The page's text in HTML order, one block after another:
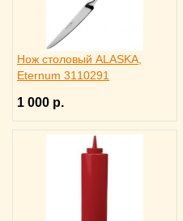
Нож столовый ALASKA,
Eternum 3110291
1 000 р.